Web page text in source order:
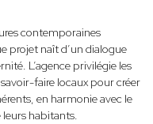
contemporaines
projet naît d’un dialogue
L’agence privilégie les
faire locaux pour créer
en harmonie avec le
leurs habitants.